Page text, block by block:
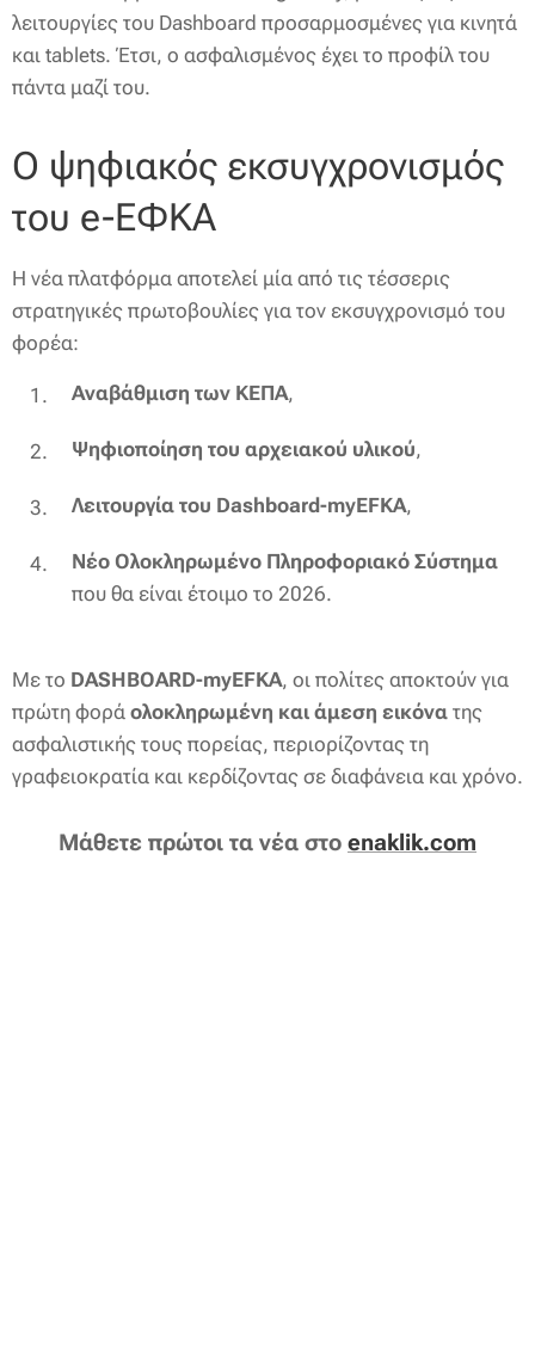
λειτουργίες του Dashboard προσαρμοσμένες για κινητά
και tablets. Έτσι, ο ασφαλισμένος έχει το προφίλ του
πάντα μαζί του.
Ο ψηφιακός εκσυγχρονισμός
του e-ΕΦΚΑ
Η νέα πλατφόρμα αποτελεί μία από τις τέσσερις
στρατηγικές πρωτοβουλίες για τον εκσυγχρονισμό του
φορέα:
Αναβάθμιση των ΚΕΠΑ,
Ψηφιοποίηση του αρχειακού υλικού,
Λειτουργία του Dashboard-myEFKA,
Νέο Ολοκληρωμένο Πληροφοριακό Σύστημα
που θα είναι έτοιμο το 2026.
Με το DASHBOARD-myEFKA, οι πολίτες αποκτούν για
πρώτη φορά ολοκληρωμένη και άμεση εικόνα της
ασφαλιστικής τους πορείας, περιορίζοντας τη
γραφειοκρατία και κερδίζοντας σε διαφάνεια και χρόνο.
Μάθετε πρώτοι τα νέα στο enaklik.com